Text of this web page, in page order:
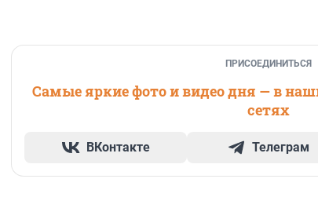
ПРИСОЕДИНИТЬСЯ
Самые яркие фото и видео дня — в
сетях
ВКонтакте Телеграм